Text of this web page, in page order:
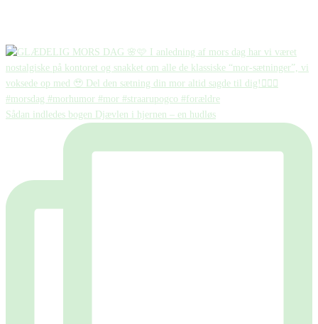
Sådan indledes bogen Djævlen i hjernen – en hudløs